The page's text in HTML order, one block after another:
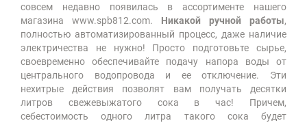
совсем недавно появилась в ассортименте нашего
магазина www.spb812.com. Никакой ручной работы,
полностью автоматизированный процесс, даже наличие
электричества не нужно! Просто подготовьте сырье,
своевременно обеспечивайте подачу напора воды от
центрального водопровода и ее отключение. Эти
нехитрые действия позволят вам получать десятки
литров свежевыжатого сока в час! Причем,
себестоимость одного литра такого сока будет